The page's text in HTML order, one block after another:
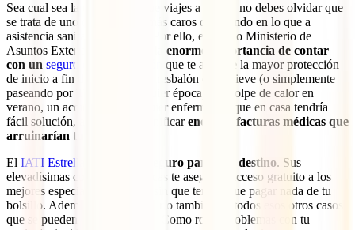
Sea cual sea la época en la que viajes a Japón, no debes olvidar que
se trata de uno de los países más caros del mundo en lo que a
asistencia sanitaria se refiere. Por ello, el propio Ministerio de
Asuntos Exteriores insiste en
la enorme importancia de contar
con un seguro de viaje a Japón
que te asegure la mayor protección
de inicio a fin de tu visita. Un resbalón en la nieve (o simplemente
paseando por Tokio en cualquier época), un golpe de calor en
verano, un accidente o cualquier enfermedad que en casa tendría
fácil solución, aquí podría significarenormes facturas médicas que
arruinarían tu viaje
El IATI Estrella el mejor seguro para este destino. Sus
elevadísimas coberturas médicas te aseguran acceso gratuito a los
mejores especialistas del país sin que tengas que pagar nada de tu
bolsillo. Además, estarás cubierto también en todos esos otros casos
que se pueden dar en un viaje. Como robo, problemas con tu